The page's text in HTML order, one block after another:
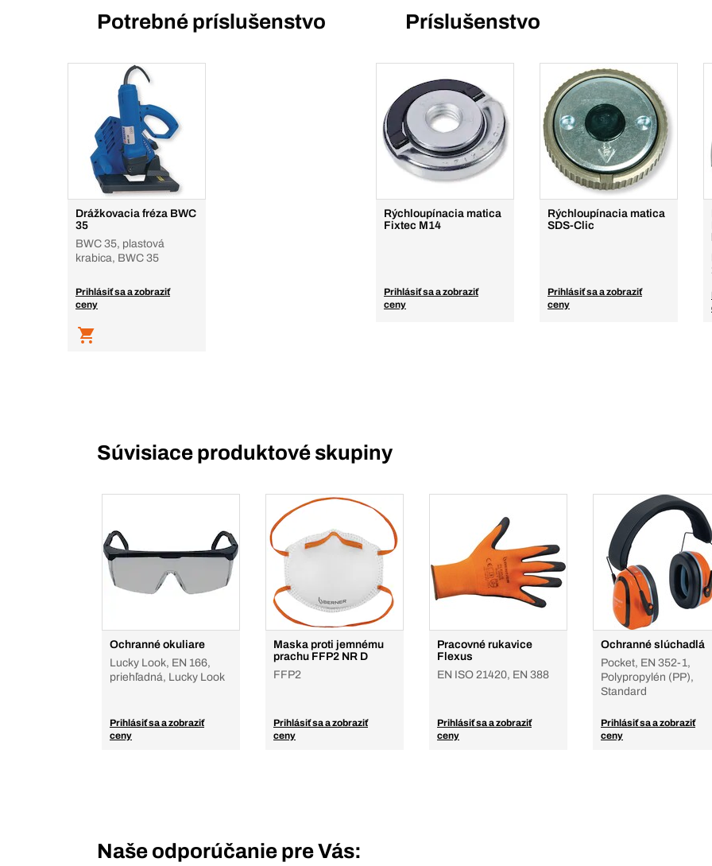
Potrebné príslušenstvo
Drážkovacia fréza BWC
35
BWC 35, plastová
krabica, BWC 35
Prihlásiť sa a zobraziť
ceny
Príslušenstvo
Rýchloupínacia matica
Fixtec M14
Prihlásiť sa a zobraziť
ceny
Rýchloupínacia matica
SDS-Clic
Prihlásiť sa a zobraziť
ceny
Súvisiace produktové skupiny
Ochranné okuliare
Lucky Look, EN 166,
priehľadná, Lucky Look
Prihlásiť sa a zobraziť
ceny
Maska proti jemnému
prachu FFP2 NR D
FFP2
Prihlásiť sa a zobraziť
ceny
Pracovné rukavice
Flexus
EN ISO 21420, EN 388
Prihlásiť sa a zobraziť
ceny
Ochranné slúchadlá
Pocket, EN 352-1,
Polypropylén (PP),
Standard
Prihlásiť sa a zobraziť
ceny
Naše odporúčanie pre Vás: